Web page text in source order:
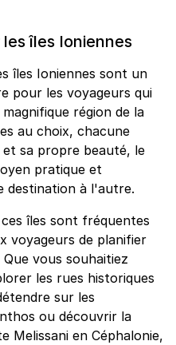
îles Ioniennes
îles Ioniennes sont un
pour les voyageurs qui
région de la
au choix, chacune
sa propre beauté, le
pratique et
destination à l'autre.
îles sont fréquentes
voyageurs de planifier
vous souhaitiez
les rues historiques
sur les
ou découvrir la
Melissani en Céphalonie,